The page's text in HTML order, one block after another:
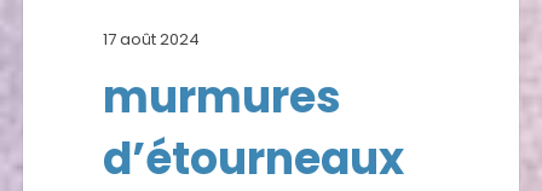
17 août 2024
murmures
d’étourneaux